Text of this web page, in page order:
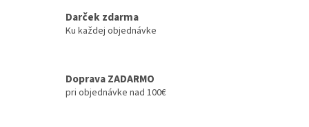
i
v
k
n
i
Darček zdarma
Ku každej objednávke
Doprava ZADARMO
pri objednávke nad 100€